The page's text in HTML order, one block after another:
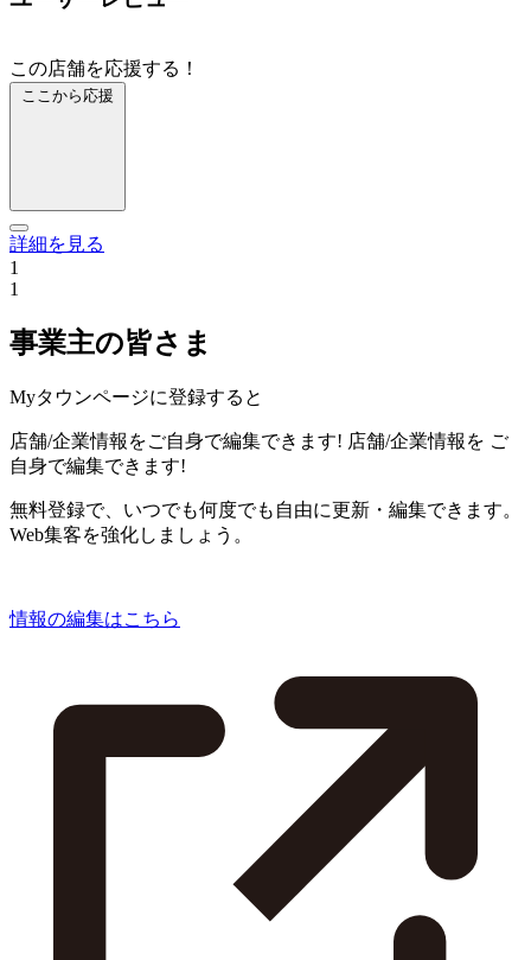
この店舗を応援する！
ここから応援
詳細を見る
1
1
事業主の皆さま
Myタウンページに登録すると
店舗/企業情報をご自身で編集できます! 店舗/企業情報を ご
自身で編集できます!
無料登録で、いつでも何度でも自由に更新・編集できます。
Web集客を強化しましょう。
情報の編集はこちら